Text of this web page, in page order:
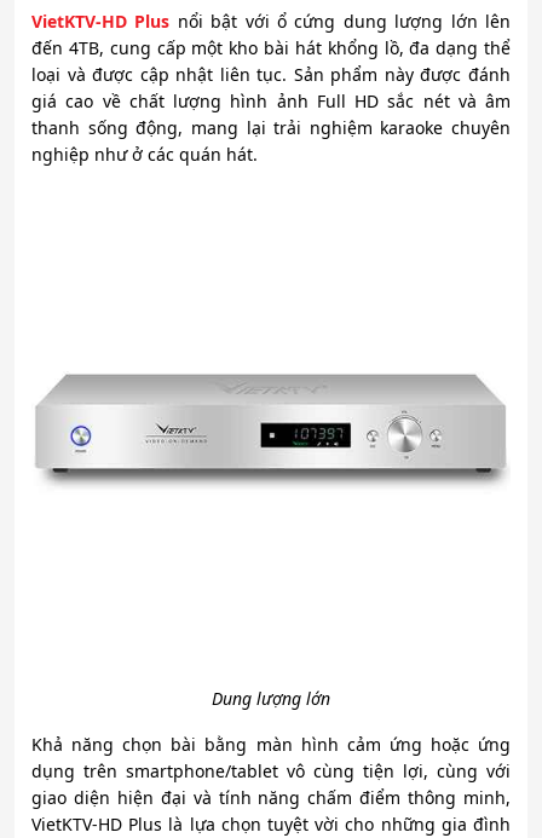
VietKTV-HD Plus nổi bật với ổ cứng dung lượng lớn lên
đến 4TB, cung cấp một kho bài hát khổng lồ, đa dạng thể
loại và được cập nhật liên tục. Sản phẩm này được đánh
giá cao về chất lượng hình ảnh Full HD sắc nét và âm
thanh sống động, mang lại trải nghiệm karaoke chuyên
nghiệp như ở các quán hát.
Dung lượng lớn
Khả năng chọn bài bằng màn hình cảm ứng hoặc ứng
dụng trên smartphone/tablet vô cùng tiện lợi, cùng với
giao diện hiện đại và tính năng chấm điểm thông minh,
VietKTV-HD Plus là lựa chọn tuyệt vời cho những gia đình